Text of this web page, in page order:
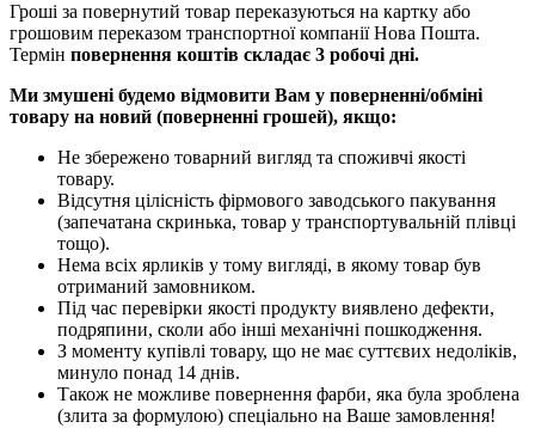
Гроші за повернутий товар переказуються на картку або
грошовим переказом транспортної компанії Нова Пошта.
Термін повернення коштів складає 3 робочі дні.
Ми змушені будемо відмовити Вам у поверненні/обміні
товару на новий (поверненні грошей), якщо:
Не збережено товарний вигляд та споживчі якості
товару.
Відсутня цілісність фірмового заводського пакування
(запечатана скринька, товар у транспортувальній плівці
тощо).
Нема всіх ярликів у тому вигляді, в якому товар був
отриманий замовником.
Під час перевірки якості продукту виявлено дефекти,
подряпини, сколи або інші механічні пошкодження.
З моменту купівлі товару, що не має суттєвих недоліків,
минуло понад 14 днів.
Також не можливе повернення фарби, яка була зроблена
(злита за формулою) спеціально на Ваше замовлення!